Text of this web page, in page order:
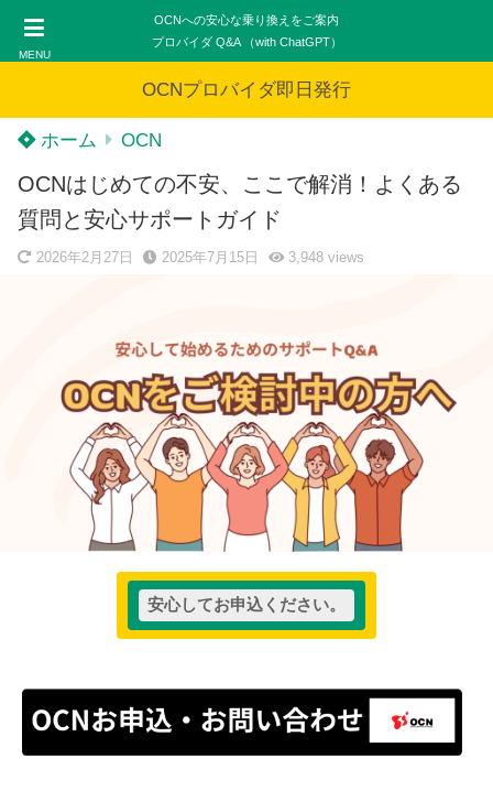
MENU
OCNへの安心な乗り換えをご案内
プロバイダ Q&A （with ChatGPT）
OCNプロバイダ即日発行
ホーム OCN
OCNはじめての不安、ここで解消！よくある
質問と安心サポートガイド
2026年2月27日 2025年7月15日 3,948views
安心してお申込ください。